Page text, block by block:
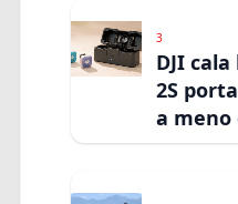
3
DJI
2S
a meno